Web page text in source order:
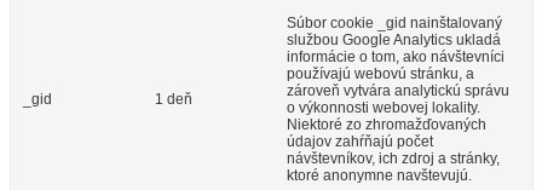
_gid 1 deň
Súbor cookie _gid nainštalovaný
službou Google Analytics ukladá
informácie o tom, ako návštevníci
používajú webovú stránku, a
zároveň vytvára analytickú správu
o výkonnosti webovej lokality.
Niektoré zo zhromažďovaných
údajov zahŕňajú počet
návštevníkov, ich zdroj a stránky,
ktoré anonymne navštevujú.